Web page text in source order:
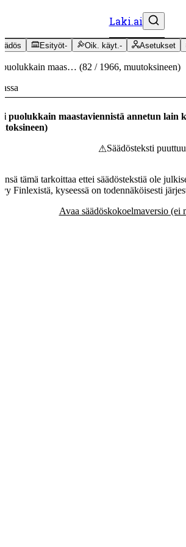
Laki.ai
Esityöt- Oik. käyt.- Asetukset
maas… (82 / 1966, muutoksineen)
puolukkain maastaviennistä annetun lain
)
⚠Säädösteksti puuttuu
tämä tarkoittaa ettei säädöstekstiä ole
Finlexistä, kyseessä on todennäköisesti
Avaa säädöskokoelmaversio (ei